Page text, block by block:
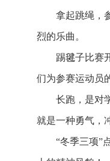
拿起跳绳，
烈的乐曲。
踢毽子比赛
们为参赛运动员
长跑，是对
就是一种勇气，
“冬季三项”